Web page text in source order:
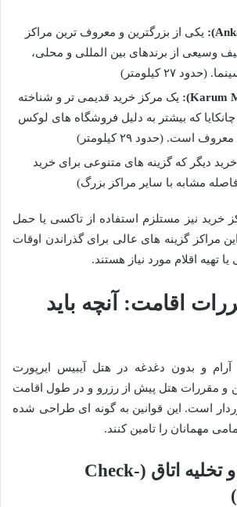
یکی از بزرگترین و معروف ترین مراکز
وسیعی از برندهای بین المللی و محلی،
۲۷ کیلومتر)
یک مرکز خرید قدیمی تر و شناخته
که بیشتر به دلیل فروشگاه های لوکس
است. (حدود ۲۹ کیلومتر)
دیگر که گزینه های متنوعی برای خرید
مشابه با سایر مراکز بزرگ)
خرید نیز مستلزم استفاده از تاکسی یا حمل
مراکز گزینه های عالی برای گذراندن اوقات
تهیه اقلام مورد نیاز هستند.
اقامت: آنچه باید
آرام و بدون دغدغه در هتل آیبیس ایرپورت
و مقررات هتل پیش از رزرو و در طول اقامت
است. این قوانین به گونه ای طراحی شده
مهمانان را تامین کنند.
ساعت تحویل و تخلیه اتاق (Check-